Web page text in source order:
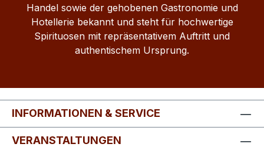
Handel sowie der gehobenen Gastronomie und
Hotellerie bekannt und steht für hochwertige
Spirituosen mit repräsentativem Auftritt und
authentischem Ursprung.
INFORMATIONEN & SERVICE
VERANSTALTUNGEN